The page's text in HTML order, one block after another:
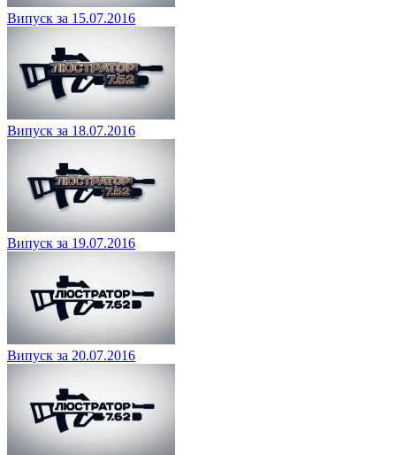
Випуск за 15.07.2016
Випуск за 18.07.2016
Випуск за 19.07.2016
Випуск за 20.07.2016